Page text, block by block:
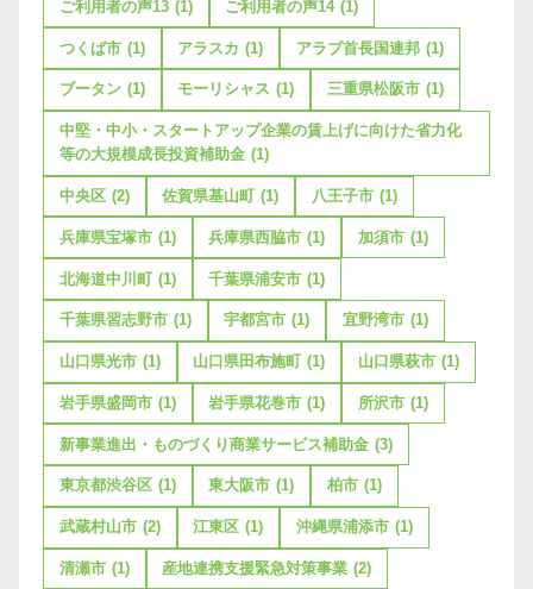
ご利用者の声13 (1) ご利用者の声14 (1)
つくば市 (1) アラスカ (1) アラブ首長国連邦 (1)
ブータン (1) モーリシャス (1) 三重県松阪市 (1)
中堅・中小・スタートアップ企業の賃上げに向けた省力化
等の大規模成長投資補助金 (1)
中央区 (2) 佐賀県基山町 (1) 八王子市 (1)
兵庫県宝塚市 (1) 兵庫県西脇市 (1) 加須市 (1)
北海道中川町 (1) 千葉県浦安市 (1)
千葉県習志野市 (1) 宇都宮市 (1) 宜野湾市 (1)
山口県光市 (1) 山口県田布施町 (1) 山口県萩市 (1)
岩手県盛岡市 (1) 岩手県花巻市 (1) 所沢市 (1)
新事業進出・ものづくり商業サービス補助金 (3)
東京都渋谷区 (1) 東大阪市 (1) 柏市 (1)
武蔵村山市 (2) 江東区 (1) 沖縄県浦添市 (1)
清瀬市 (1) 産地連携支援緊急対策事業 (2)